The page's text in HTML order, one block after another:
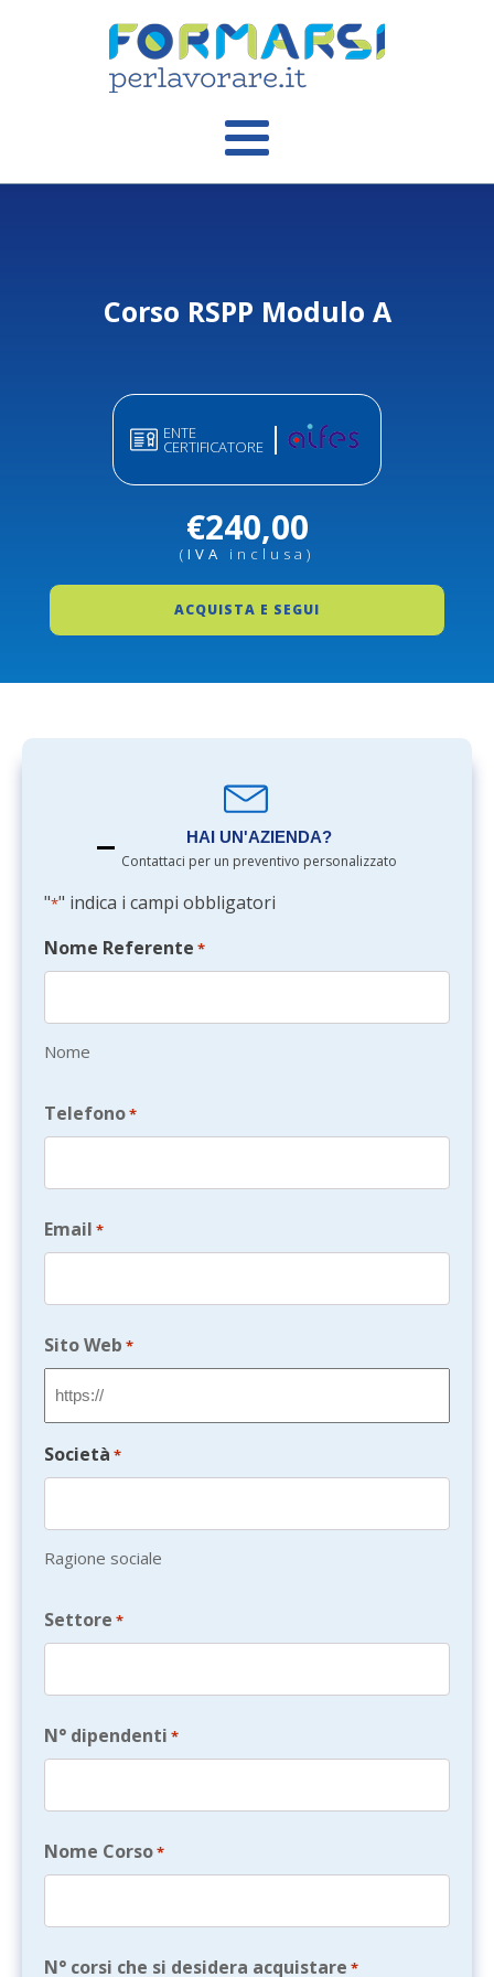
Corso RSPP Modulo A
ENTE
CERTIFICATORE
€240,00
( IVA inclusa)
RSPP
quantità
ACQUISTA E SEGUI
HAI UN'AZIENDA?
Contattaci per un preventivo personalizzato
"*" indica i campi obbligatori
Nome Referente *
Nome
Telefono*
Email *
Sito Web *
Società *
Ragione sociale
Settore *
N° dipendenti *
Nome Corso*
N° corsi che si desidera acquistare *